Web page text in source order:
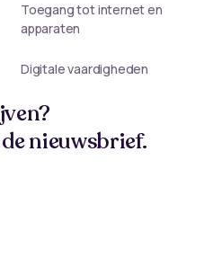
Toegang tot internet en
apparaten
Digitale vaardigheden
nieuwsbrief.